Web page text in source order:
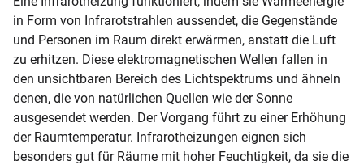
in Form von Infrarotstrahlen aussendet, die Gegenstände
und Personen im Raum direkt erwärmen, anstatt die Luft
zu erhitzen. Diese elektromagnetischen Wellen fallen in
den unsichtbaren Bereich des Lichtspektrums und ähneln
denen, die von natürlichen Quellen wie der Sonne
ausgesendet werden. Der Vorgang führt zu einer Erhöhung
der Raumtemperatur. Infrarotheizungen eignen sich
besonders gut für Räume mit hoher Feuchtigkeit, da sie die